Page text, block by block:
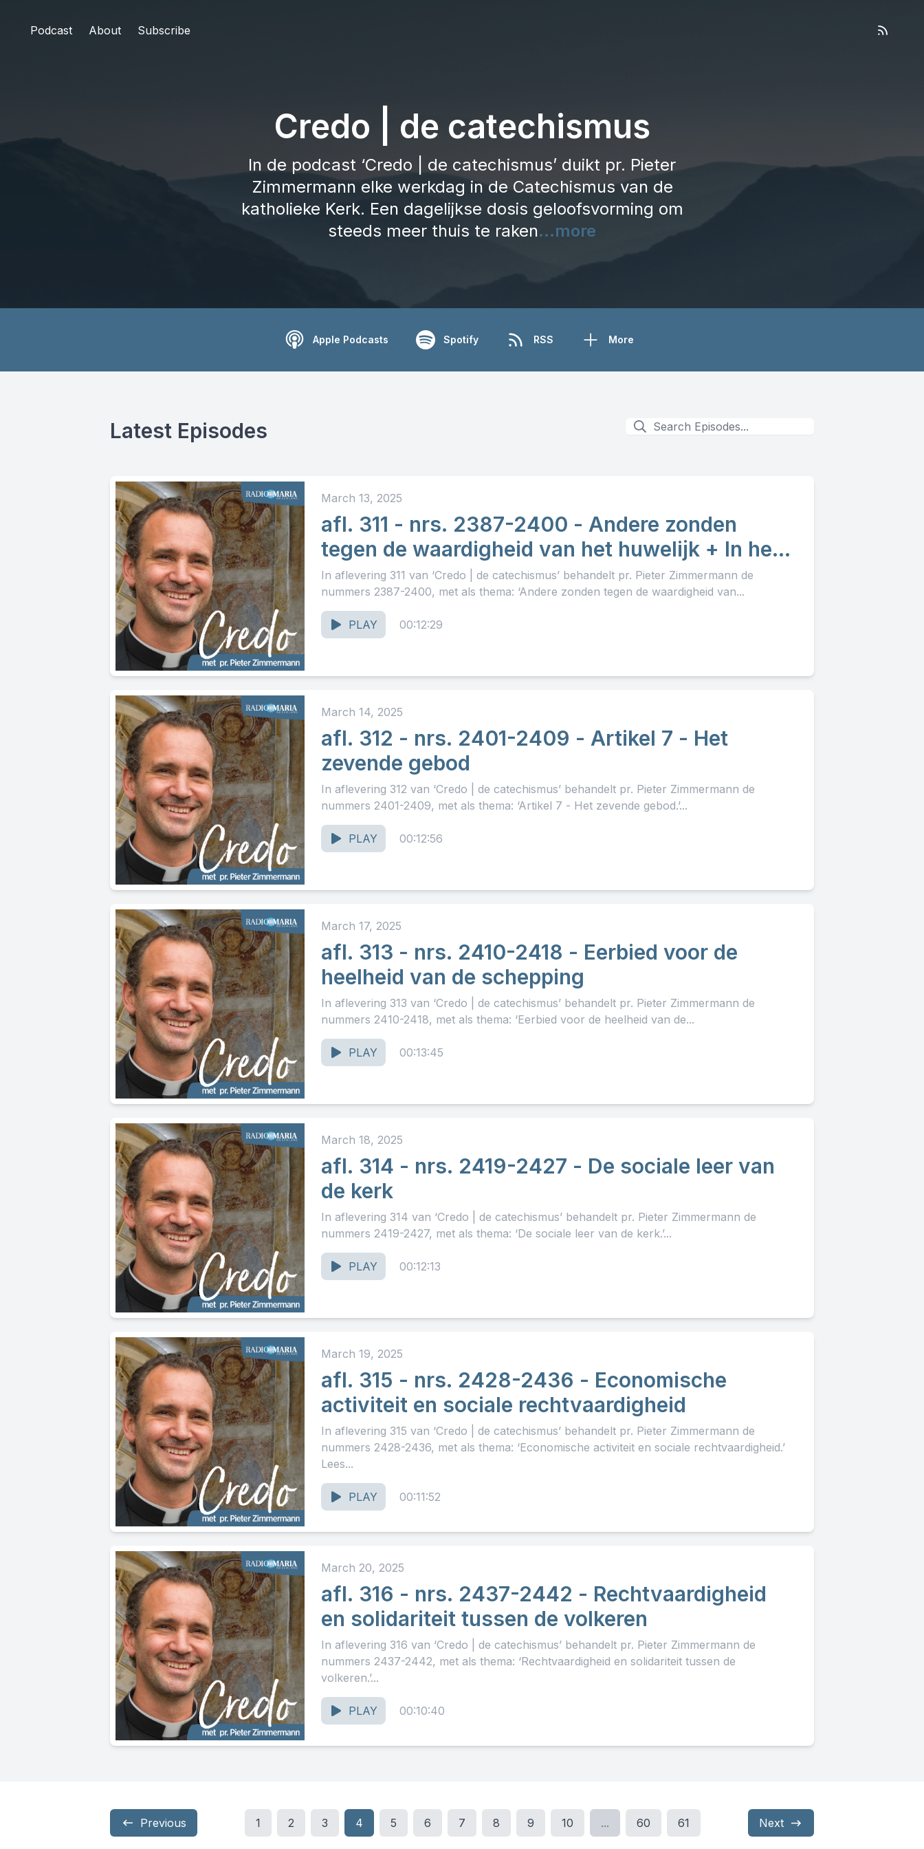
Podcast About Subscribe
Credo | de catechismus
In de podcast ‘Credo | de catechismus’ duikt pr. Pieter
Zimmermann elke werkdag in de Catechismus van de
katholieke Kerk. Een dagelijkse dosis geloofsvorming om
steeds meer thuis te raken...more
Apple Podcasts Spotify RSS More
Latest Episodes
March 13, 2025
afl. 311 - nrs. 2387-2400 - Andere zonden
tegen de waardigheid van het huwelijk + In het
kort
In aflevering 311 van ‘Credo | de catechismus’ behandelt pr. Pieter Zimmermann de
nummers 2387-2400, met als thema: ‘Andere zonden tegen de waardigheid van...
PLAY 00:12:29
March 14, 2025
afl. 312 - nrs. 2401-2409 - Artikel 7 - Het
zevende gebod
In aflevering 312 van ‘Credo | de catechismus’ behandelt pr. Pieter Zimmermann de
nummers 2401-2409, met als thema: ‘Artikel 7 - Het zevende gebod.’...
PLAY 00:12:56
March 17, 2025
afl. 313 - nrs. 2410-2418 - Eerbied voor de
heelheid van de schepping
In aflevering 313 van ‘Credo | de catechismus’ behandelt pr. Pieter Zimmermann de
nummers 2410-2418, met als thema: ‘Eerbied voor de heelheid van de...
PLAY 00:13:45
March 18, 2025
afl. 314 - nrs. 2419-2427 - De sociale leer van
de kerk
In aflevering 314 van ‘Credo | de catechismus’ behandelt pr. Pieter Zimmermann de
nummers 2419-2427, met als thema: ‘De sociale leer van de kerk.’...
PLAY 00:12:13
March 19, 2025
afl. 315 - nrs. 2428-2436 - Economische
activiteit en sociale rechtvaardigheid
In aflevering 315 van ‘Credo | de catechismus’ behandelt pr. Pieter Zimmermann de
nummers 2428-2436, met als thema: ‘Economische activiteit en sociale rechtvaardigheid.’
Lees...
PLAY 00:11:52
March 20, 2025
afl. 316 - nrs. 2437-2442 - Rechtvaardigheid
en solidariteit tussen de volkeren
In aflevering 316 van ‘Credo | de catechismus’ behandelt pr. Pieter Zimmermann de
nummers 2437-2442, met als thema: ‘Rechtvaardigheid en solidariteit tussen de
volkeren.’...
PLAY 00:10:40
Previous 1 2 3 4 5 6 7 8 9 10 ... 60 61 Next